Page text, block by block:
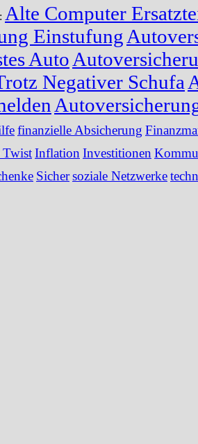
Alte Computer
Einstufung
Auto
Negativer Schufa
finanzielle Absicherung
Inflation Investitionen
Sichersoziale Netzwerke